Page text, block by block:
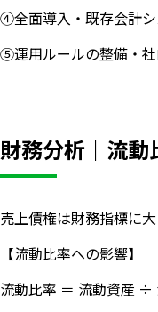
④全面導入・既存会計
⑤運用ルールの整備・
財務分析｜流
売上債権は財務指標に
【流動比率への影響】
流動比率 ＝ 流動資産 ÷